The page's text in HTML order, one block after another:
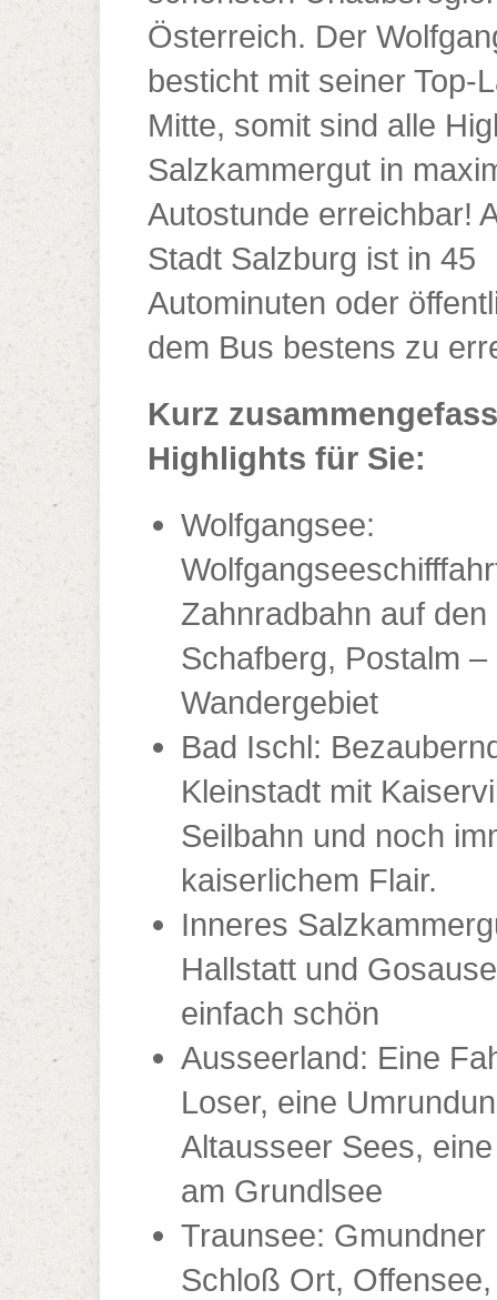
Österreich. Der
besticht mit seiner Top-
Mitte, somit sind alle
Salzkammergut in
Autostunde erreichbar!
Stadt Salzburg ist in 45
Autominuten oder
dem Bus bestens zu
Kurz
Highlights für Sie:
Wolfgangsee:
Zahnradbahn auf den
Schafberg, Postalm –
Wandergebiet
Bad Ischl:
Kleinstadt mit
Seilbahn und noch
kaiserlichem Flair.
Inneres
Hallstatt und
einfach schön
Ausseerland: Eine
Loser, eine
Altausseer Sees,
am Grundlsee
Traunsee: Gmundner
Schloß Ort, Offensee,